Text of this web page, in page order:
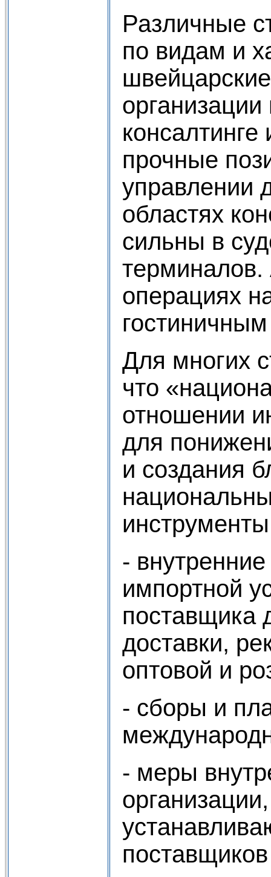
Различные
по видам и
прочные
управлении
областях
сильны в
операциях
Для многих
что
отношении
для
и создания
-
импортной
поставщика
доставки,
оптовой и
- сборы и
- меры